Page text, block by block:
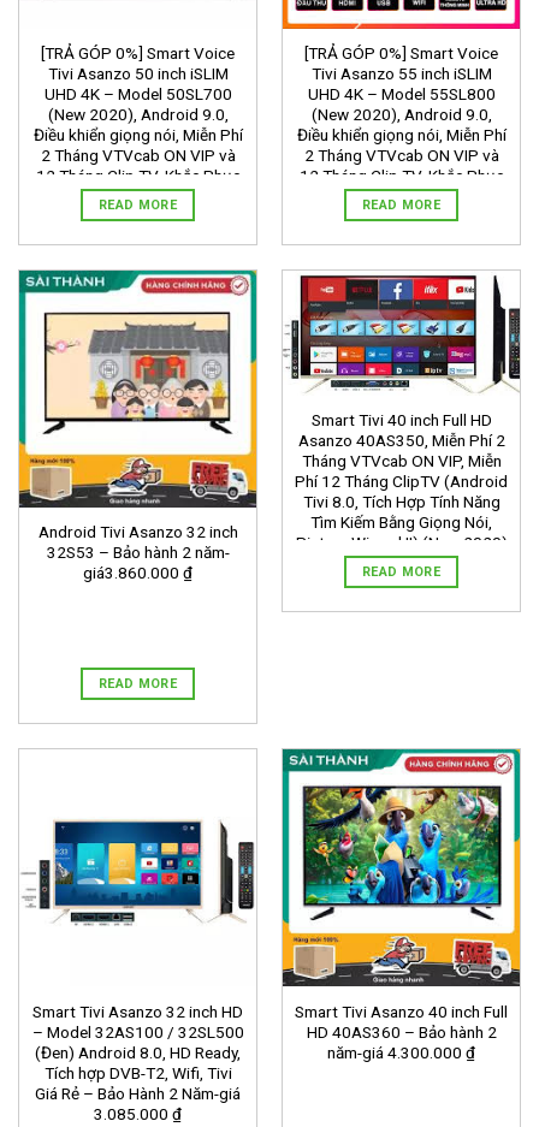
[TRẢ GÓP 0%] Smart Voice
Tivi Asanzo 50 inch iSLIM
UHD 4K – Model 50SL700
(New 2020), Android 9.0,
Điều khiển giọng nói, Miễn Phí
2 Tháng VTVcab ON VIP và
12 Tháng Clip TV, Khắc Phục
Lỗi Youtube, Viền Mỏng, Tivi
Giá Rẻ – Bảo Hành 2 năm-giá
READ MORE
[TRẢ GÓP 0%] Smart Voice
Tivi Asanzo 55 inch iSLIM
UHD 4K – Model 55SL800
(New 2020), Android 9.0,
Điều khiển giọng nói, Miễn Phí
2 Tháng VTVcab ON VIP và
12 Tháng Clip TV, Khắc Phục
Lỗi Youtube, Viền Mỏng, Tivi
Giá Rẻ – Bảo Hành 2 năm-giá
READ MORE
Android Tivi Asanzo 32 inch
32S53 – Bảo hành 2 năm-
giá3.860.000 ₫
READ MORE
Smart Tivi 40 inch Full HD
Asanzo 40AS350, Miễn Phí 2
Tháng VTVcab ON VIP, Miễn
Phí 12 Tháng ClipTV (Android
Tivi 8.0, Tích Hợp Tính Năng
Tìm Kiếm Bằng Giọng Nói,
Picture Wizard II) (New 2020)
Bảo Hành 2 Năm-giá
4.690.000 ₫
READ MORE
Smart Tivi Asanzo 32 inch HD
– Model 32AS100 / 32SL500
(Đen) Android 8.0, HD Ready,
Tích hợp DVB-T2, Wifi, Tivi
Giá Rẻ – Bảo Hành 2 Năm-giá
3.085.000 ₫
Smart Tivi Asanzo 40 inch Full
HD 40AS360 – Bảo hành 2
năm-giá 4.300.000 ₫